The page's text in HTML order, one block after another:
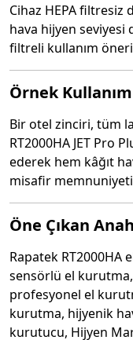
Cihaz HEPA filtresiz
hava hijyen seviyesi
filtreli kullanım
Örnek
Bir otel zinciri, tüm
RT2000HA JET Pro
ederek hem kâğıt
misafir
Öne Çıkan
Rapatek RT2000HA
sensörlü el
profesyonel el
kurutma, hijyenik
kurutucu, Hijyen